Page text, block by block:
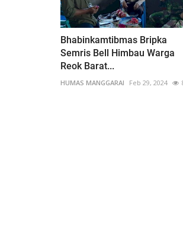
Bhabinkamtibmas Bripka
Semris Bell Himbau Warga
Reok Barat...
HUMAS MANGGARAI Feb 29, 2024